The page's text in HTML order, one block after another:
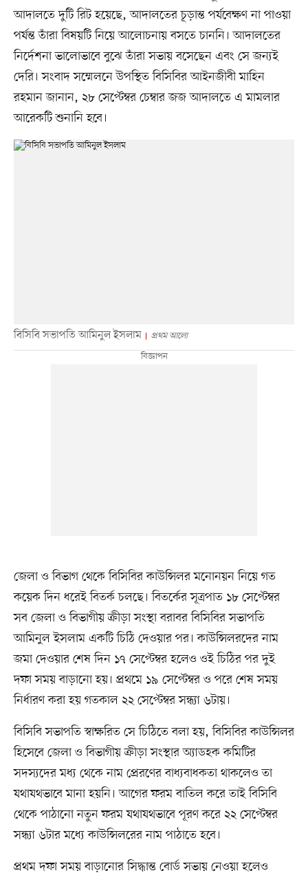
আদালতে দুটি রিট হয়েছে, আদালতের চূড়ান্ত পর্যবেক্ষণ না পাওয়া
পর্যন্ত তাঁরা বিষয়টি নিয়ে আলোচনায় বসতে চাননি। আদালতের
নির্দেশনা ভালোভাবে বুঝে তাঁরা সভায় বসেছেন এবং সে জন্যই
দেরি। সংবাদ সম্মেলনে উপস্থিত বিসিবির আইনজীবী মাহিন
রহমান জানান, ২৮ সেপ্টেম্বর চেম্বার জজ আদালতে এ মামলার
আরেকটি শুনানি হবে।
বিসিবি সভাপতি আমিনুল ইসলাম প্রথম আলো
জেলা ও বিভাগ থেকে বিসিবির কাউন্সিলর মনোনয়ন নিয়ে গত
কয়েক দিন ধরেই বিতর্ক চলছে। বিতর্কের সূত্রপাত ১৮ সেপ্টেম্বর
সব জেলা ও বিভাগীয় ক্রীড়া সংস্থা বরাবর বিসিবির সভাপতি
আমিনুল ইসলাম একটি চিঠি দেওয়ার পর। কাউন্সিলরদের নাম
জমা দেওয়ার শেষ দিন ১৭ সেপ্টেম্বর হলেও ওই চিঠির পর দুই
দফা সময় বাড়ানো হয়। প্রথমে ১৯ সেপ্টেম্বর ও পরে শেষ সময়
নির্ধারণ করা হয় গতকাল ২২ সেপ্টেম্বর সন্ধ্যা ৬টায়।
বিসিবি সভাপতি স্বাক্ষরিত সে চিঠিতে বলা হয়, বিসিবির কাউন্সিলর
হিসেবে জেলা ও বিভাগীয় ক্রীড়া সংস্থার অ্যাডহক কমিটির
সদস্যদের মধ্য থেকে নাম প্রেরণের বাধ্যবাধকতা থাকলেও তা
যথাযথভাবে মানা হয়নি। আগের ফরম বাতিল করে তাই বিসিবি
থেকে পাঠানো নতুন ফরম যথাযথভাবে পূরণ করে ২২ সেপ্টেম্বর
সন্ধ্যা ৬টার মধ্যে কাউন্সিলরের নাম পাঠাতে হবে।
প্রথম দফা সময় বাড়ানোর সিদ্ধান্ত বোর্ড সভায় নেওয়া হলেও